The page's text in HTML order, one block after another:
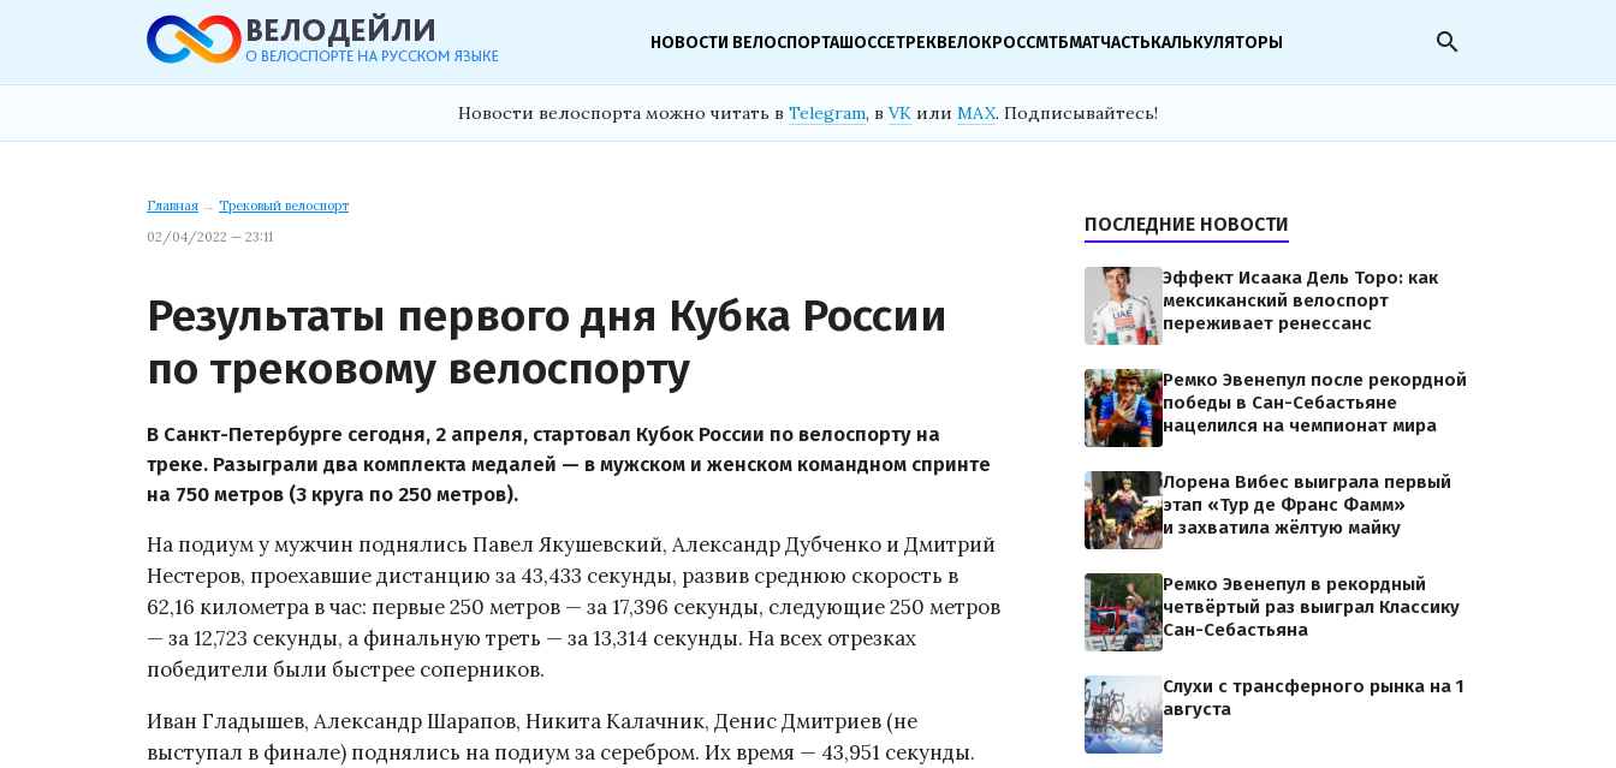
НОВОСТИ ВЕЛОСПОРТАШОССЕТРЕКВЕЛОКРОССМТБМАТЧАСТЬКАЛЬКУЛЯТОРЫ search
Новости велоспорта можно читать в Telegram, в VK или MAX. Подписывайтесь!
Главная → Трековый велоспорт
02/04/2022 — 23:11
Результаты первого дня Кубка России
по трековому велоспорту
В Санкт-Петербурге сегодня, 2 апреля, стартовал Кубок России по велоспорту на
треке. Разыграли два комплекта медалей — в мужском и женском командном спринте
на 750 метров (3 круга по 250 метров).
На подиум у мужчин поднялись Павел Якушевский, Александр Дубченко и Дмитрий
Нестеров, проехавшие дистанцию за 43,433 секунды, развив среднюю скорость в
62,16 километра в час: первые 250 метров — за 17,396 секунды, следующие 250 метров
— за 12,723 секунды, а финальную треть — за 13,314 секунды. На всех отрезках
победители были быстрее соперников.
Иван Гладышев, Александр Шарапов, Никита Калачник, Денис Дмитриев (не
выступал в финале) поднялись на подиум за серебром. Их время — 43,951 секунды.
ПОСЛЕДНИЕ НОВОСТИ
Эффект Исаака Дель Торо: как
мексиканский велоспорт
переживает ренессанс
Ремко Эвенепул после рекордной
победы в Сан-Себастьяне
нацелился на чемпионат мира
Лорена Вибес выиграла первый
этап «Тур де Франс Фамм»
и захватила жёлтую майку
Ремко Эвенепул в рекордный
четвёртый раз выиграл Классику
Сан-Себастьяна
Слухи с трансферного рынка на 1
августа